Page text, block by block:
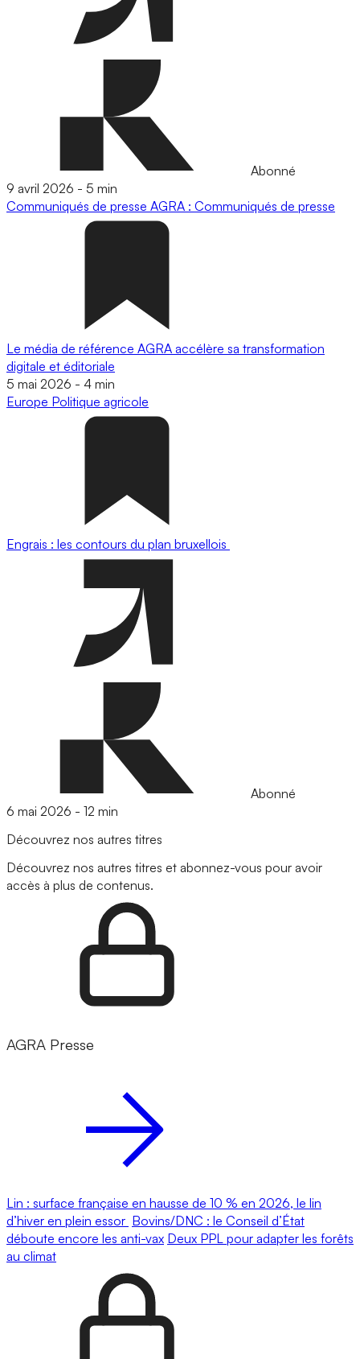
Abonné
9 avril 2026 - 5 min
Communiqués de presse AGRA : Communiqués de presse
Le média de référence AGRA accélère sa transformation
digitale et éditoriale
5 mai 2026 - 4 min
Europe Politique agricole
Engrais : les contours du plan bruxellois
Abonné
6 mai 2026 - 12 min
Découvrez nos autres titres
Découvrez nos autres titres et abonnez-vous pour avoir
accès à plus de contenus.
AGRA Presse
Lin : surface française en hausse de 10 % en 2026, le lin
d’hiver en plein essor Bovins/DNC : le Conseil d’État
déboute encore les anti-vax Deux PPL pour adapter les forêts
au climat